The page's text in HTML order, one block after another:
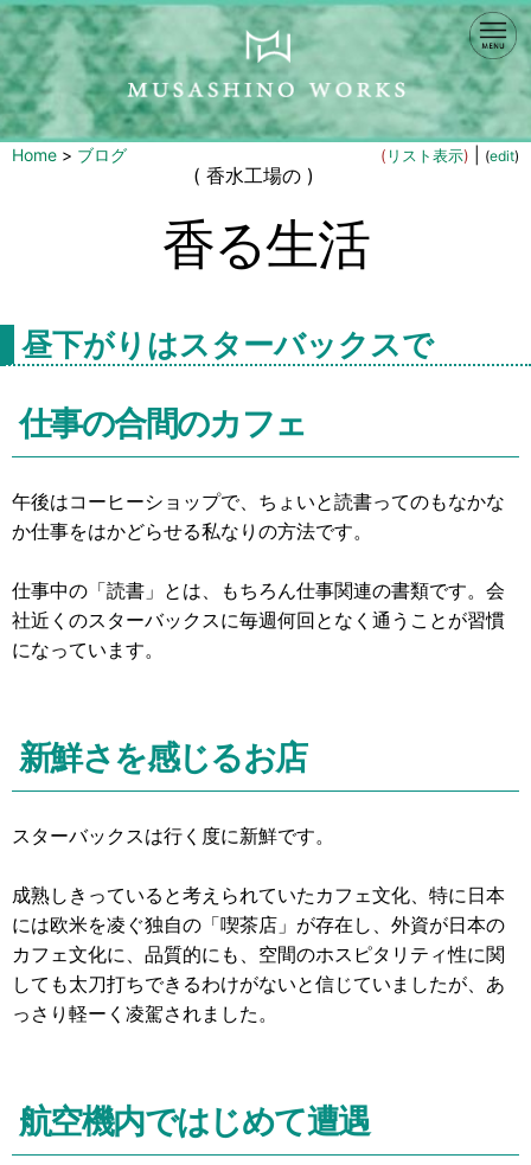
Home > ブログ ( リスト表示) (edit)
( 香水工場の )
香る生活
昼下がりはスターバックスで
仕事の合間のカフェ
午後はコーヒーショップで、ちょいと読書ってのもなかな
か仕事をはかどらせる私なりの方法です。
仕事中の「読書」とは、もちろん仕事関連の書類です。会
社近くのスターバックスに毎週何回となく通うことが習慣
になっています。
新鮮さを感じるお店
スターバックスは行く度に新鮮です。
成熟しきっていると考えられていたカフェ文化、特に日本
には欧米を凌ぐ独自の「喫茶店」が存在し、外資が日本の
カフェ文化に、品質的にも、空間のホスピタリティ性に関
しても太刀打ちできるわけがないと信じていましたが、あ
っさり軽ーく凌駕されました。
航空機内ではじめて遭遇